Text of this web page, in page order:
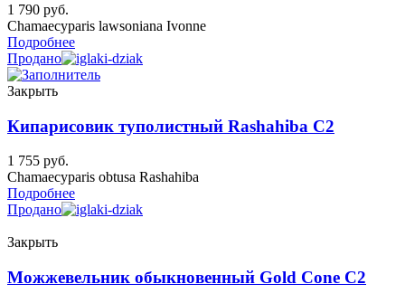
1 790 руб.
Chamaecyparis lawsoniana Ivonne
Подробнее
Продано
Закрыть
Кипарисовик туполистный Rashahiba C2
1 755 руб.
Chamaecyparis obtusa Rashahiba
Подробнее
Продано
Закрыть
Можжевельник обыкновенный Gold Cone C2